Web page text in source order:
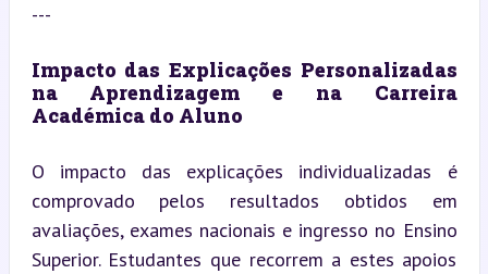
---
Impacto das Explicações Personalizadas
na Aprendizagem e na Carreira
Académica do Aluno
O impacto das explicações individualizadas é
comprovado pelos resultados obtidos em
avaliações, exames nacionais e ingresso no Ensino
Superior. Estudantes que recorrem a estes apoios